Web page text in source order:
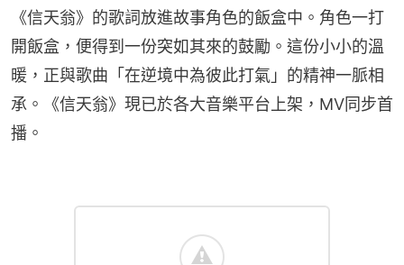
《信天翁》的歌詞放進故事角色的飯盒中。角色一打
開飯盒，便得到一份突如其來的鼓勵。這份小小的溫
暖，正與歌曲「在逆境中為彼此打氣」的精神一脈相
承。《信天翁》現已於各大音樂平台上架，MV同步首
播。